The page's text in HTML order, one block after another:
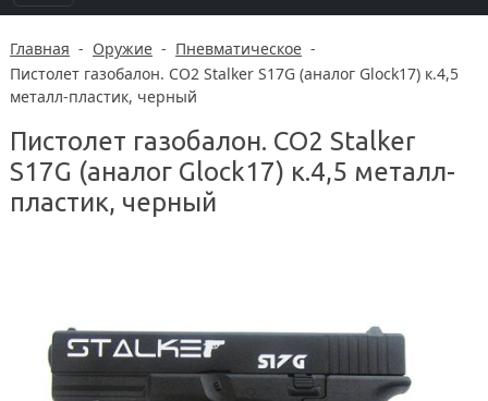
Главная - Оружие - Пневматическое -
Пистолет газобалон. CO2 Stalker S17G (аналог Glock17) к.4,5
металл-пластик, черный
Пистолет газобалон. CO2 Stalker
S17G (аналог Glock17) к.4,5 металл-
пластик, черный